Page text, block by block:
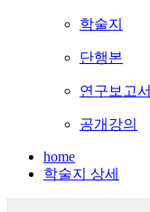
학술지
단행본
연구보고서
공개강의
home
학술지 상세